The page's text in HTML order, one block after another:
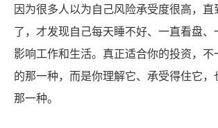
因为很多人以为自己风险承受度很高，
了，才发现自己每天睡不好、一直看盘、
影响工作和生活。真正适合你的投资，不
的那一种，而是你理解它、承受得住它，
那一种。